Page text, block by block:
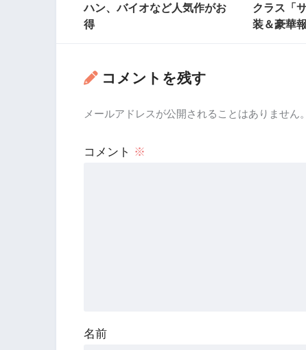
ハン、バイオなど人気作がお
得
クラス「
装＆豪華
コメントを残す
メールアドレスが公開されることはありません。
コメント ※
名前